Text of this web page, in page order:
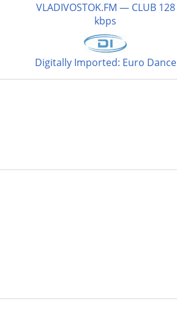
VLADIVOSTOK.FM — CLUB 128
kbps
Digitally Imported: Euro Dance